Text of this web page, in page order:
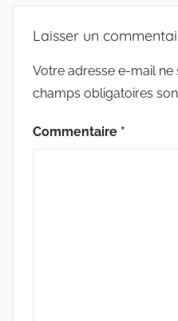
Laisser un
Votre adresse e-mail ne
champs obligatoires
Commentaire *